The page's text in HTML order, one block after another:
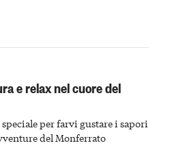
e relax nel cuore del
per farvi gustare i sapori
del Monferrato